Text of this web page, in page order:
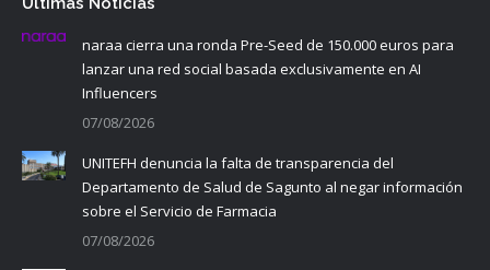
naraa cierra una ronda Pre-Seed de 150.000 euros para
lanzar una red social basada exclusivamente en AI
Influencers
07/08/2026
UNITEFH denuncia la falta de transparencia del
Departamento de Salud de Sagunto al negar información
sobre el Servicio de Farmacia
07/08/2026